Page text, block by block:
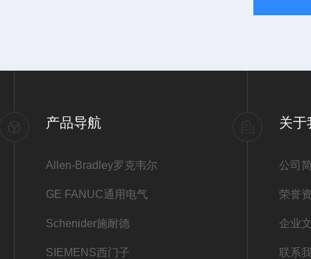
产品导航
Allen-Bradley罗克韦尔
GE FANUC通用电气
Schenider施耐德
SIEMENS西门子
关于
公司
荣誉
企业
联系